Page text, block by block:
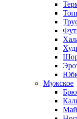
Мужское